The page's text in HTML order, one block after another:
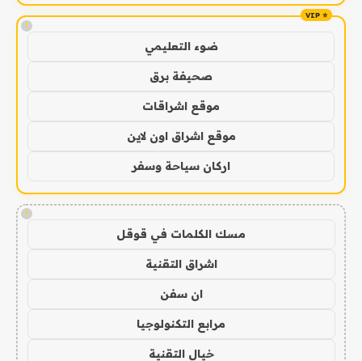
!
ضوء التعليمي
صحيفة برق
موقع اشراقات
موقع اشراق اون لاين
اركان سياحة وسفر
!
مسك الكلمات في قوقل
اشراق التقنية
ان سفن
مرابع التكنولوجيا
خيال التقنية